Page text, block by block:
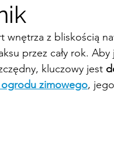
z bliskością
przez cały rok. Aby
kluczowy jest
zimowego, jego